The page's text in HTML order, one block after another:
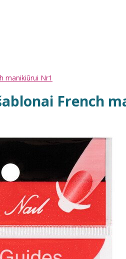
manikiūrui Nr1
French